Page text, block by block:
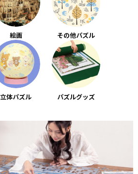
絵画 その他パズル
立体パズル パズルグッズ